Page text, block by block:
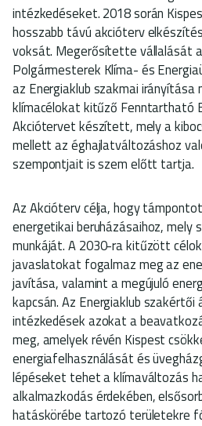
intézkedéseket. 2018 során
hosszabb távú akcióterv
voksát. Megerősítette vállalását
Polgármesterek Klíma- és
az Energiaklub szakmai
klímacélokat kitűző Fenntartható
Akciótervet készített, mely a
mellett az éghajlatváltozáshoz
szempontjait is szem előtt tartja.
Az Akcióterv célja, hogy
energetikai beruházásaihoz, mely
munkáját. A 2030-ra kitűzött
javaslatokat fogalmaz meg az
javítása, valamint a megújuló
kapcsán. Az Energiaklub
intézkedések azokat a
meg, amelyek révén Kispest
energiafelhasználását és
lépéseket tehet a klímaváltozás
alkalmazkodás érdekében,
hatáskörébe tartozó területekre